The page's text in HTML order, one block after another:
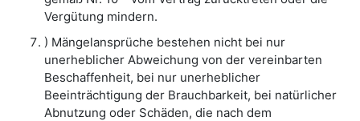
Vergütung mindern.
) Mängelansprüche bestehen nicht bei nur
unerheblicher Abweichung von der vereinbarten
Beschaffenheit, bei nur unerheblicher
Beeinträchtigung der Brauchbarkeit, bei natürlicher
Abnutzung oder Schäden, die nach dem